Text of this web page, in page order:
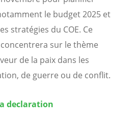
le budget 2025 et
stratégies du COE. Ce
sur le thème
de la paix dans les
de guerre ou de conflit.
declaration